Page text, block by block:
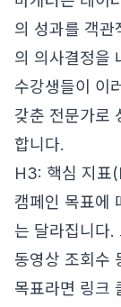
의 성과를 객관
의 의사결정을
수강생들이 이
갖춘 전문가로
합니다.
H3: 핵심 지표
캠페인 목표에
는 달라집니다.
동영상 조회수
목표라면 링크